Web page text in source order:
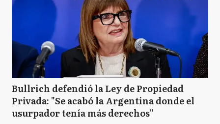
Bullrich defendió la Ley de Propiedad
Privada: "Se acabó la Argentina donde el
usurpador tenía más derechos"